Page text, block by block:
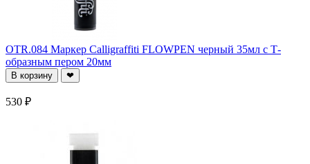
OTR.084 Маркер Calligraffiti FLOWPEN черный 35мл c Т-
образным пером 20мм
В корзину ❤
530 ₽